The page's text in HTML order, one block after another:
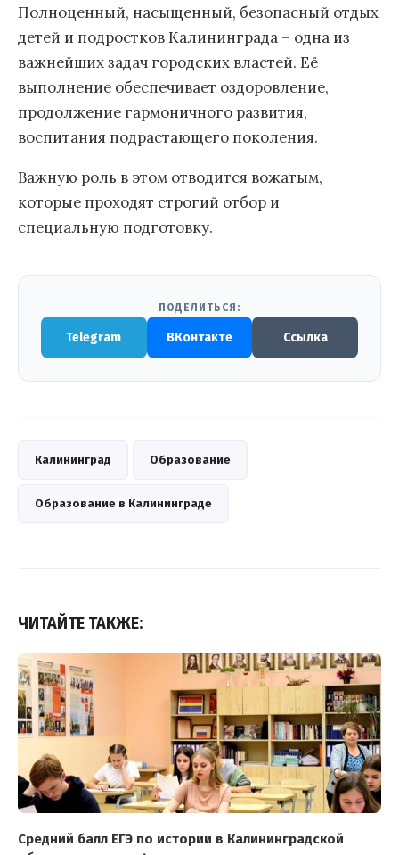
Полноценный, насыщенный, безопасный отдых
детей и подростков Калининграда – одна из
важнейших задач городских властей. Её
выполнение обеспечивает оздоровление,
продолжение гармоничного развития,
воспитания подрастающего поколения.
Важную роль в этом отводится вожатым,
которые проходят строгий отбор и
специальную подготовку.
ПОДЕЛИТЬСЯ:
Telegram ВКонтакте Ссылка
Калининград Образование
Образование в Калининграде
ЧИТАЙТЕ ТАКЖЕ:
Средний балл ЕГЭ по истории в Калининградской